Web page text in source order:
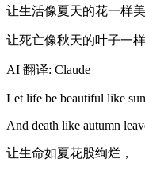
让生活像夏天的花一样美
让死亡像秋天的叶子一样
AI 翻译: Claude
Let life be beautiful like
And death like autumn
让生命如夏花股绚烂，